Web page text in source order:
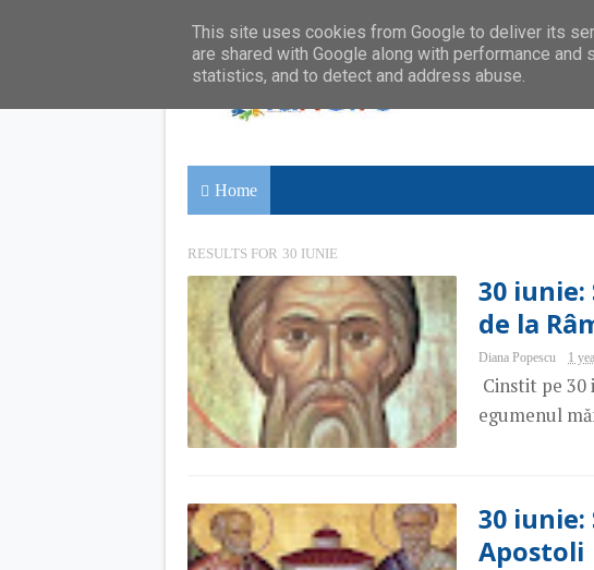
Home
RESULTS FOR 30 IUNIE
30
de la
Diana Popescu 1
Cinstit pe 30
egumenul
30
Apostoli
This site uses cookies from Google to deliver its
are shared with Google along with performance
statistics, and to detect and address abuse.